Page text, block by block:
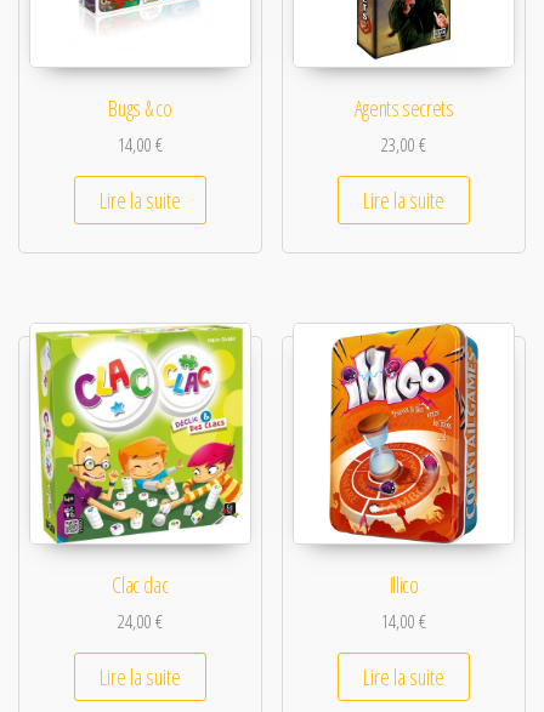
Bugs & co
14,00€
Lire la suite
Agents secrets
23,00€
Lire la suite
Clac clac
24,00€
Lire la suite
Illico
14,00€
Lire la suite